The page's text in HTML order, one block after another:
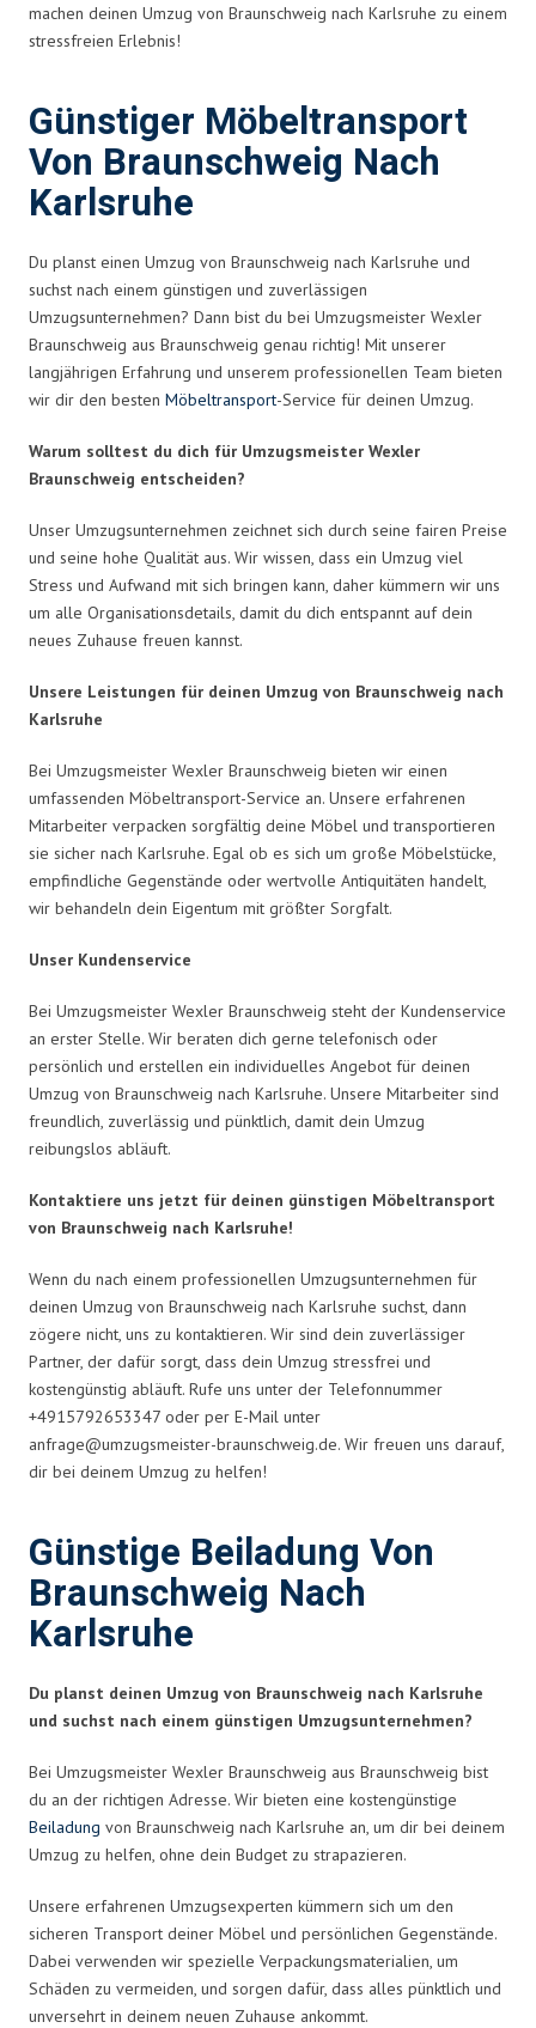
machen deinen Umzug von Braunschweig nach Karlsruhe zu einem
stressfreien Erlebnis!
Günstiger Möbeltransport
Von Braunschweig Nach
Karlsruhe
Du planst einen Umzug von Braunschweig nach Karlsruhe und
suchst nach einem günstigen und zuverlässigen
Umzugsunternehmen? Dann bist du bei Umzugsmeister Wexler
Braunschweig aus Braunschweig genau richtig! Mit unserer
langjährigen Erfahrung und unserem professionellen Team bieten
wir dir den besten Möbeltransport-Service für deinen Umzug.
Warum solltest du dich für Umzugsmeister Wexler
Braunschweig entscheiden?
Unser Umzugsunternehmen zeichnet sich durch seine fairen Preise
und seine hohe Qualität aus. Wir wissen, dass ein Umzug viel
Stress und Aufwand mit sich bringen kann, daher kümmern wir uns
um alle Organisationsdetails, damit du dich entspannt auf dein
neues Zuhause freuen kannst.
Unsere Leistungen für deinen Umzug von Braunschweig nach
Karlsruhe
Bei Umzugsmeister Wexler Braunschweig bieten wir einen
umfassenden Möbeltransport-Service an. Unsere erfahrenen
Mitarbeiter verpacken sorgfältig deine Möbel und transportieren
sie sicher nach Karlsruhe. Egal ob es sich um große Möbelstücke,
empfindliche Gegenstände oder wertvolle Antiquitäten handelt,
wir behandeln dein Eigentum mit größter Sorgfalt.
Unser Kundenservice
Bei Umzugsmeister Wexler Braunschweig steht der Kundenservice
an erster Stelle. Wir beraten dich gerne telefonisch oder
persönlich und erstellen ein individuelles Angebot für deinen
Umzug von Braunschweig nach Karlsruhe. Unsere Mitarbeiter sind
freundlich, zuverlässig und pünktlich, damit dein Umzug
reibungslos abläuft.
Kontaktiere uns jetzt für deinen günstigen Möbeltransport
von Braunschweig nach Karlsruhe!
Wenn du nach einem professionellen Umzugsunternehmen für
deinen Umzug von Braunschweig nach Karlsruhe suchst, dann
zögere nicht, uns zu kontaktieren. Wir sind dein zuverlässiger
Partner, der dafür sorgt, dass dein Umzug stressfrei und
kostengünstig abläuft. Rufe uns unter der Telefonnummer
+4915792653347 oder per E-Mail unter
anfrage@umzugsmeister-braunschweig.de. Wir freuen uns darauf,
dir bei deinem Umzug zu helfen!
Günstige Beiladung Von
Braunschweig Nach
Karlsruhe
Du planst deinen Umzug von Braunschweig nach Karlsruhe
und suchst nach einem günstigen Umzugsunternehmen?
Bei Umzugsmeister Wexler Braunschweig aus Braunschweig bist
du an der richtigen Adresse. Wir bieten eine kostengünstige
Beiladung von Braunschweig nach Karlsruhe an, um dir bei deinem
Umzug zu helfen, ohne dein Budget zu strapazieren.
Unsere erfahrenen Umzugsexperten kümmern sich um den
sicheren Transport deiner Möbel und persönlichen Gegenstände.
Dabei verwenden wir spezielle Verpackungsmaterialien, um
Schäden zu vermeiden, und sorgen dafür, dass alles pünktlich und
unversehrt in deinem neuen Zuhause ankommt.